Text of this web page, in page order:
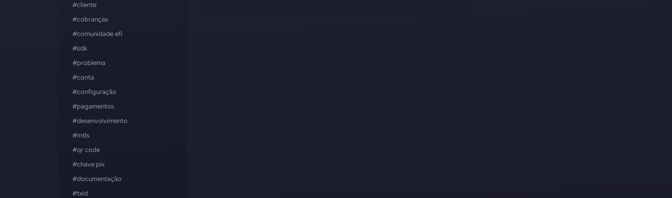
#cliente
#cobranças
#comunidade efí
#sdk
#problema
#conta
#configuração
#pagamentos
#desenvolvimento
#mtls
#qr code
#chave pix
#documentação
#txid